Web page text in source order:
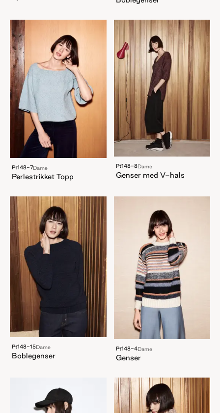
Pt148-7Dame
Perlestrikket Topp
Pt148-8Dame
Genser med V-hals
Pt148-15Dame
Boblegenser
Pt148-4Dame
Genser